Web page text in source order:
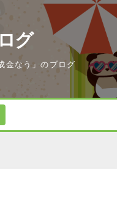
グ
金なう」のブログ